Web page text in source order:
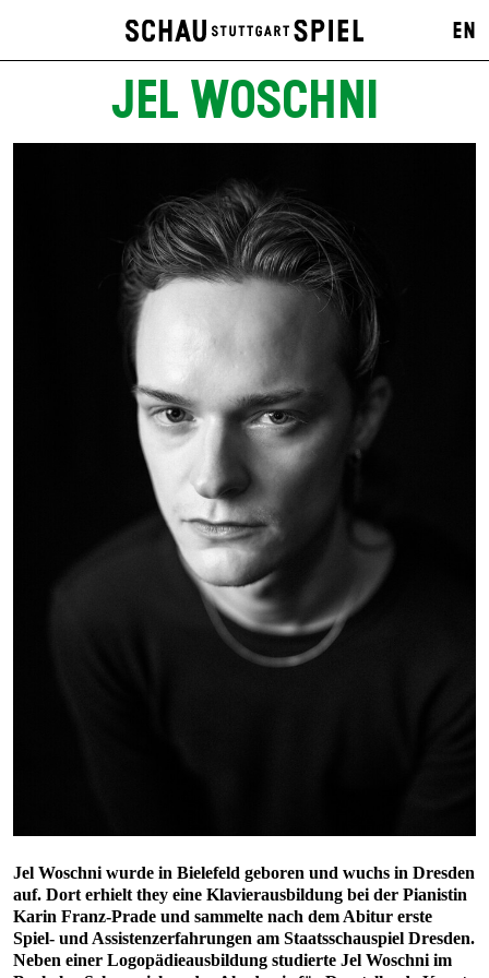
EN
JEL WOSCHNI
Jel Woschni wurde in Bielefeld geboren und wuchs in Dresden
auf. Dort erhielt they eine Klavierausbildung bei der Pianistin
Karin Franz-Prade und sammelte nach dem Abitur erste
Spiel- und Assistenzerfahrungen am Staatsschauspiel Dresden.
Neben einer Logopädieausbildung studierte Jel Woschni im